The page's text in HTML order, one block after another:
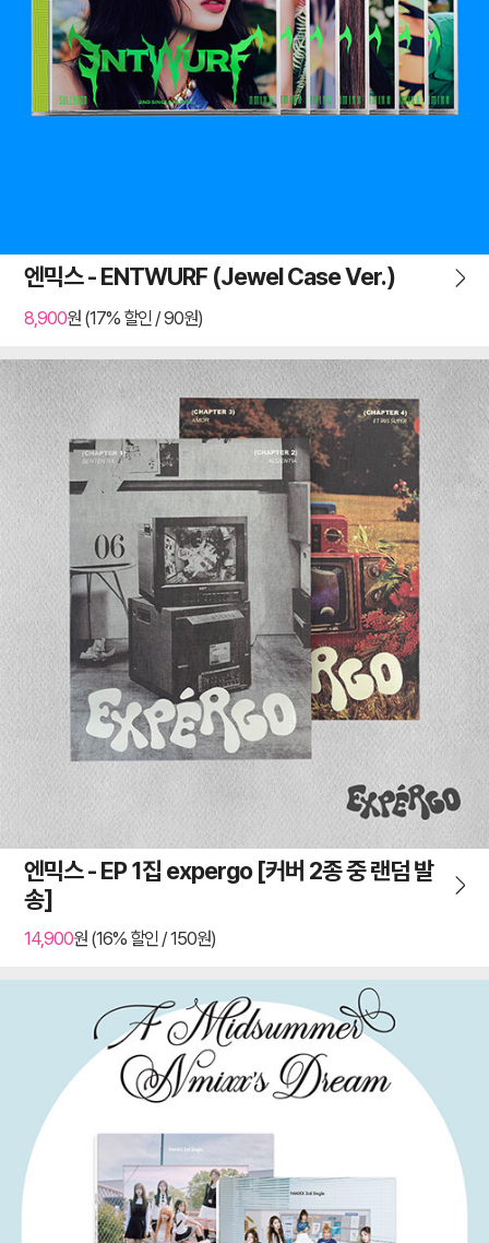
엔믹스 - ENTWURF (Jewel Case Ver.)
8,900원 (17% 할인 / 90원)
엔믹스 - EP 1집 expergo [커버 2종 중 랜덤 발
송]
14,900원 (16% 할인 / 150원)